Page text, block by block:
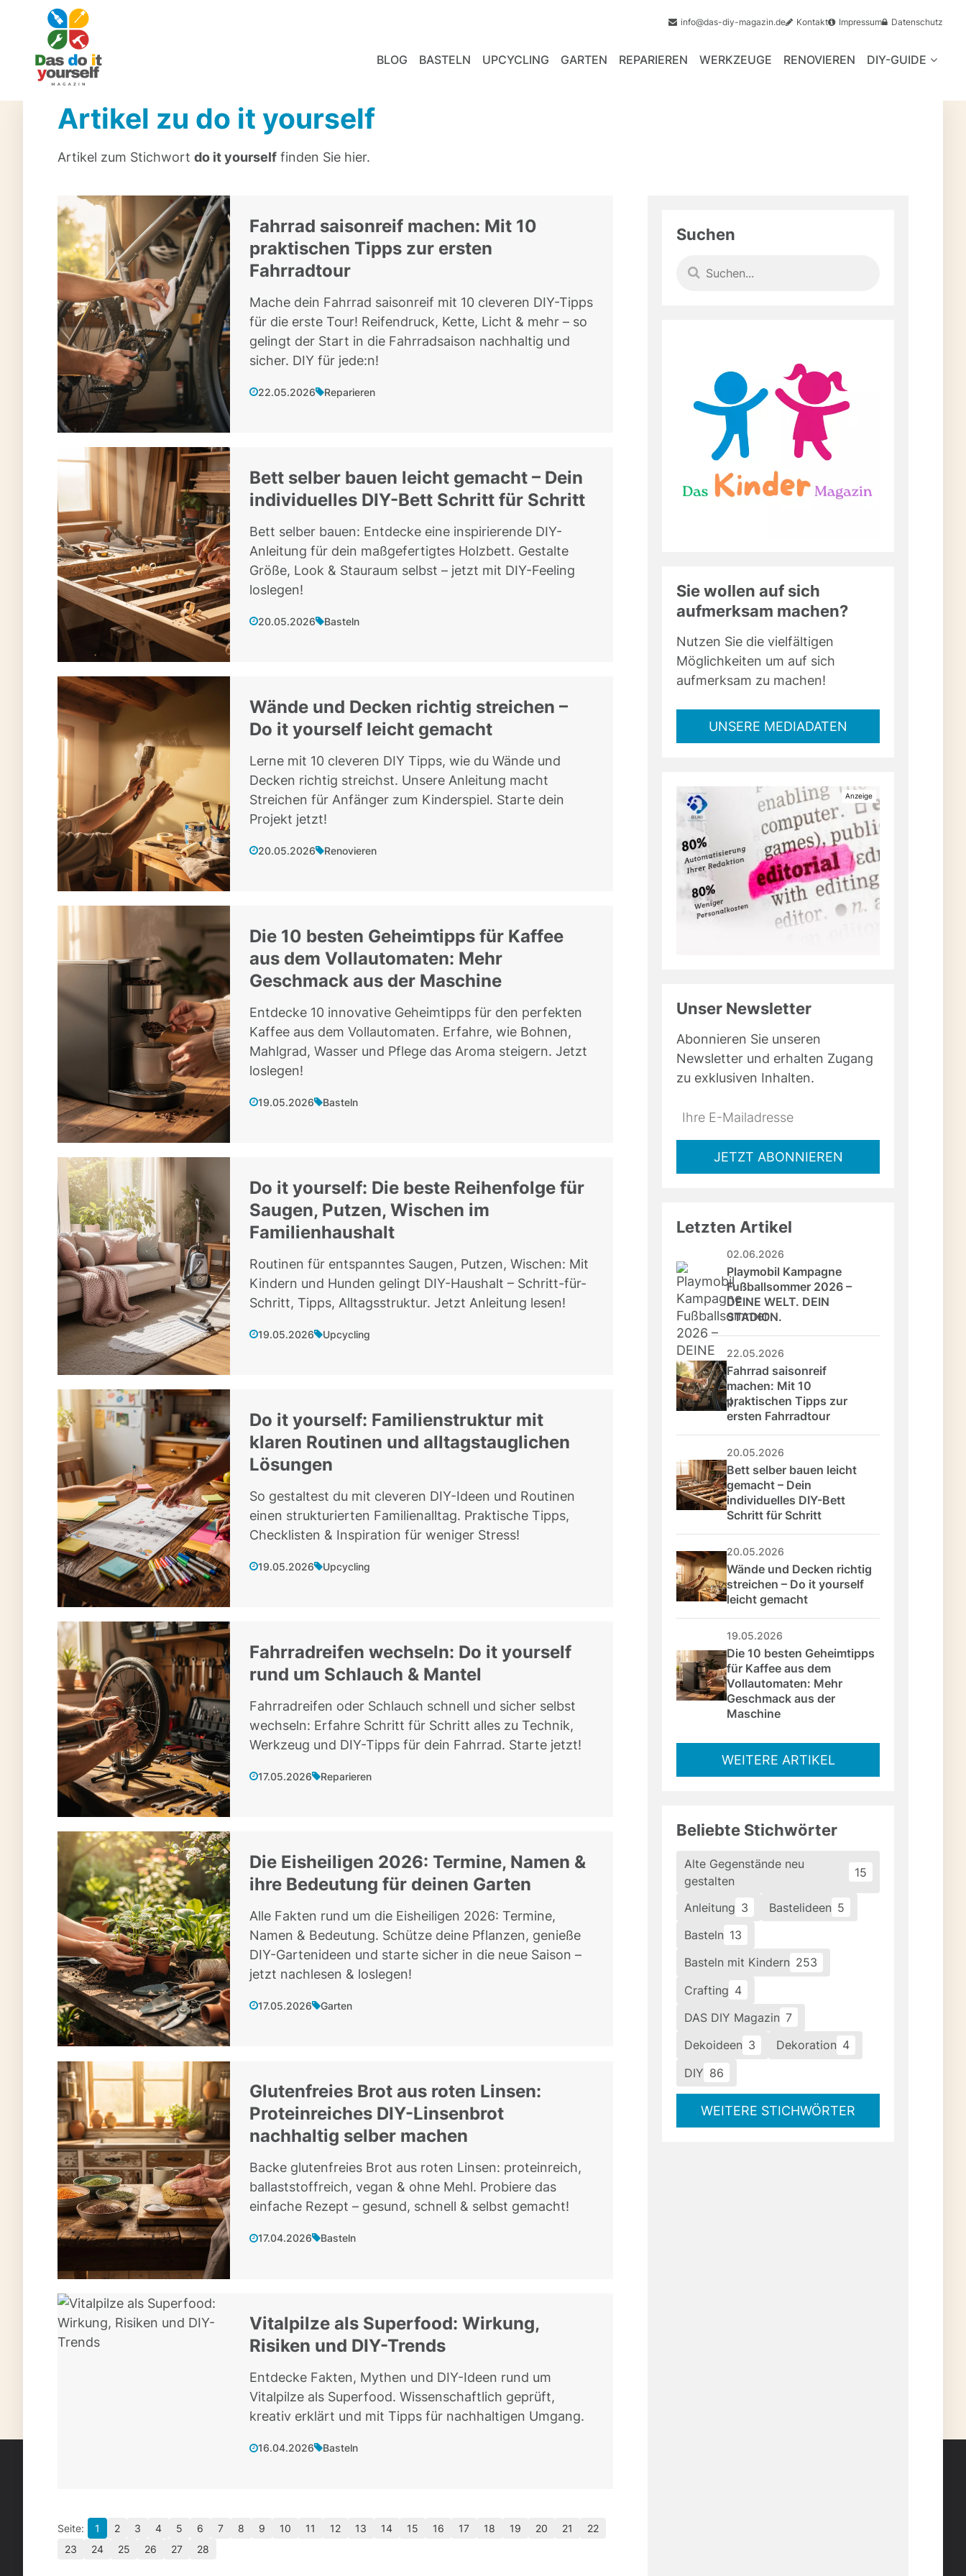
info@das-diy-magazin.de Kontakt Impressum Datenschutz
BLOG BASTELN UPCYCLING GARTEN REPARIEREN WERKZEUGE RENOVIEREN DIY-GUIDE
Artikel zu do it yourself
Artikel zum Stichwort do it yourself finden Sie hier.
Fahrrad saisonreif machen: Mit 10
praktischen Tipps zur ersten
Fahrradtour
Mache dein Fahrrad saisonreif mit 10 cleveren DIY-Tipps
für die erste Tour! Reifendruck, Kette, Licht & mehr – so
gelingt der Start in die Fahrradsaison nachhaltig und
sicher. DIY für jede:n!
22.05.2026 Reparieren
Bett selber bauen leicht gemacht – Dein
individuelles DIY-Bett Schritt für Schritt
Bett selber bauen: Entdecke eine inspirierende DIY-
Anleitung für dein maßgefertigtes Holzbett. Gestalte
Größe, Look & Stauraum selbst – jetzt mit DIY-Feeling
loslegen!
20.05.2026 Basteln
Wände und Decken richtig streichen –
Do it yourself leicht gemacht
Lerne mit 10 cleveren DIY Tipps, wie du Wände und
Decken richtig streichst. Unsere Anleitung macht
Streichen für Anfänger zum Kinderspiel. Starte dein
Projekt jetzt!
20.05.2026 Renovieren
Die 10 besten Geheimtipps für Kaffee
aus dem Vollautomaten: Mehr
Geschmack aus der Maschine
Entdecke 10 innovative Geheimtipps für den perfekten
Kaffee aus dem Vollautomaten. Erfahre, wie Bohnen,
Mahlgrad, Wasser und Pflege das Aroma steigern. Jetzt
loslegen!
19.05.2026 Basteln
Do it yourself: Die beste Reihenfolge für
Saugen, Putzen, Wischen im
Familienhaushalt
Routinen für entspanntes Saugen, Putzen, Wischen: Mit
Kindern und Hunden gelingt DIY-Haushalt – Schritt-für-
Schritt, Tipps, Alltagsstruktur. Jetzt Anleitung lesen!
19.05.2026 Upcycling
Do it yourself: Familienstruktur mit
klaren Routinen und alltagstauglichen
Lösungen
So gestaltest du mit cleveren DIY-Ideen und Routinen
einen strukturierten Familienalltag. Praktische Tipps,
Checklisten & Inspiration für weniger Stress!
19.05.2026 Upcycling
Fahrradreifen wechseln: Do it yourself
rund um Schlauch & Mantel
Fahrradreifen oder Schlauch schnell und sicher selbst
wechseln: Erfahre Schritt für Schritt alles zu Technik,
Werkzeug und DIY-Tipps für dein Fahrrad. Starte jetzt!
17.05.2026 Reparieren
Die Eisheiligen 2026: Termine, Namen &
ihre Bedeutung für deinen Garten
Alle Fakten rund um die Eisheiligen 2026: Termine,
Namen & Bedeutung. Schütze deine Pflanzen, genieße
DIY-Gartenideen und starte sicher in die neue Saison –
jetzt nachlesen & loslegen!
17.05.2026 Garten
Glutenfreies Brot aus roten Linsen:
Proteinreiches DIY-Linsenbrot
nachhaltig selber machen
Backe glutenfreies Brot aus roten Linsen: proteinreich,
ballaststoffreich, vegan & ohne Mehl. Probiere das
einfache Rezept – gesund, schnell & selbst gemacht!
17.04.2026 Basteln
Vitalpilze als Superfood: Wirkung,
Risiken und DIY-Trends
Entdecke Fakten, Mythen und DIY-Ideen rund um
Vitalpilze als Superfood. Wissenschaftlich geprüft,
kreativ erklärt und mit Tipps für nachhaltigen Umgang.
16.04.2026 Basteln
1 2 3 4 5 6 7 8 9 10 11 12 13 14 15 16 17 18 19 20 21
22
23
24 25 26 27 28
Suchen
Sie wollen auf sich
aufmerksam machen?
Nutzen Sie die vielfältigen
Möglichkeiten um auf sich
aufmerksam zu machen!
UNSERE MEDIADATEN
Unser Newsletter
Abonnieren Sie unseren
Newsletter und erhalten Zugang
zu exklusiven Inhalten.
Do
*Ihre
Mailadresse:
JETZT ABONNIEREN
Letzten Artikel
02.06.2026
Playmobil Kampagne
Fußballsommer 2026 –
DEINE WELT. DEIN
STADION.
22.05.2026
Fahrrad saisonreif
machen: Mit 10
praktischen Tipps zur
ersten Fahrradtour
20.05.2026
Bett selber bauen leicht
gemacht – Dein
individuelles DIY-Bett
Schritt für Schritt
20.05.2026
Wände und Decken richtig
streichen – Do it yourself
leicht gemacht
19.05.2026
Die 10 besten Geheimtipps
für Kaffee aus dem
Vollautomaten: Mehr
Geschmack aus der
Maschine
WEITERE ARTIKEL
Beliebte Stichwörter
Alte Gegenstände neu
gestalten
15
Anleitung 3 Bastelideen 5
Basteln 13
Basteln mit Kindern 253
Crafting 4
DAS DIY Magazin 7
Dekoideen 3 Dekoration 4
DIY 86
WEITERE STICHWÖRTER